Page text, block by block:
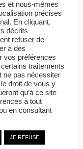
regarder
et nous-mêmes
précises
En cliquant,
décrits
refuser de
à des
vos préférences
traitements
ne pas nécessiter
droit de vous y
qu’à ce site
à tout
en consultant
JE REFUSE